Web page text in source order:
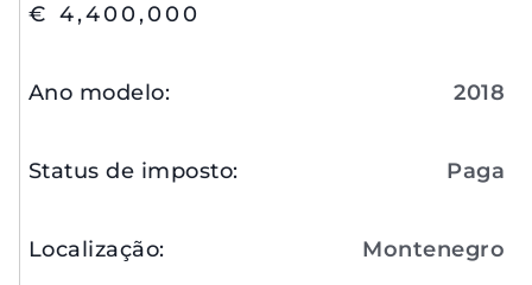
€ 4,400,000
Ano modelo: 2018
Status de imposto: Paga
Localização: Montenegro